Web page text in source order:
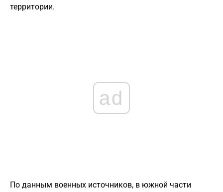
территории.
ad
По данным военных источников, в южной части